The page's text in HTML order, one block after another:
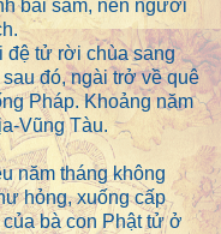
bái sám, nên người
đệ tử rời chùa sang
đó, ngài trở về quê
Pháp. Khoảng năm
Vũng Tàu.
năm tháng không
hỏng, xuống cấp
bà con Phật tử ở